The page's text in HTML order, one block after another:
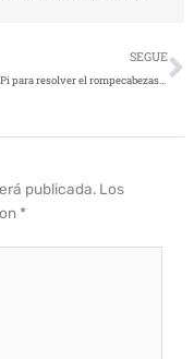
SEGUE
Raspberry Pi para resolver el rompecabezas del cifrado con los satélites
publicada. Los
*